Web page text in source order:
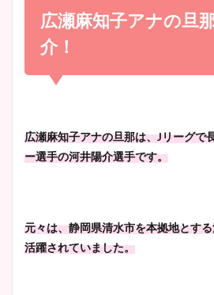
宇賀
池谷
め！
プ画
広瀬麻知子アナの旦
介！
広瀬麻知子アナの旦那は、Jリーグで
ー選手の河井陽介選手です。
元々は、静岡県清水市を本拠地とす
活躍されていました。